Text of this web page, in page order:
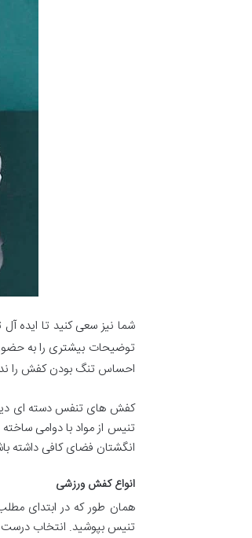
شما نیز سعی کنید تا ایده
توضیحات بیشتری را به
احساس تنگ بودن کفش را
کفش های تنفس دسته ای
تنیس از مواد با دوامی
انگشتان فضای کافی داشته
انواع کفش ورزشی
همان طور که در ابتدای
تنیس بپوشید. انتخاب درست